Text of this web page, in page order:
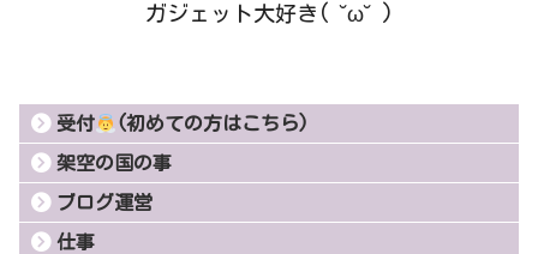
ガジェット大好き( ˘ω˘ )
受付 (初めての方はこちら)
架空の国の事
ブログ運営
仕事